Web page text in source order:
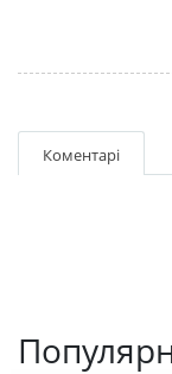
Коментарі